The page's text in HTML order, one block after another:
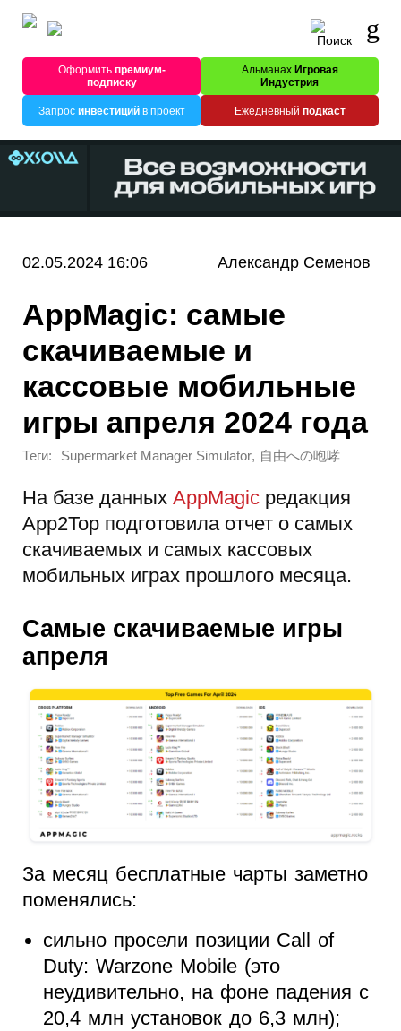
Оформитьпремиум-
подписку
Альманах Игровая
Индустрия
Запрос инвестицийв проект Ежедневный подкаст
02.05.2024 16:06 Александр Семенов
AppMagic: самые
скачиваемые и
кассовые мобильные
игры апреля 2024 года
Теги: Supermarket Manager Simulator, 自由への咆哮
На базе данных AppMagic редакция
App2Top подготовила отчет о самых
скачиваемых и самых кассовых
мобильных играх прошлого месяца.
Самые скачиваемые игры
апреля
За месяц бесплатные чарты заметно
поменялись:
сильно просели позиции Call of
Duty: Warzone Mobile (это
неудивительно, на фоне падения с
20,4 млн установок до 6,3 млн);